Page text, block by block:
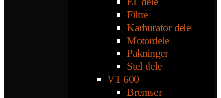
Filtre
Karburator dele
Motordele
Pakninger
Stel dele
VT 600
Bremser